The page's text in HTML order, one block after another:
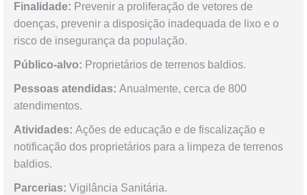
Finalidade: Prevenir a proliferação de vetores de
doenças, prevenir a disposição inadequada de lixo e o
risco de insegurança da população.
Público-alvo: Proprietários de terrenos baldios.
Pessoas atendidas: Anualmente, cerca de 800
atendimentos.
Atividades: Ações de educação e de fiscalização e
notificação dos proprietários para a limpeza de terrenos
baldios.
Parcerias: Vigilância Sanitária.